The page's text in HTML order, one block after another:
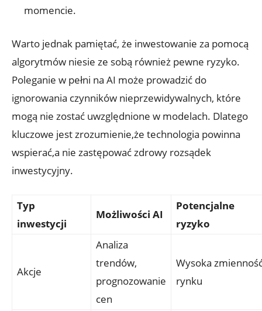
momencie.
Warto jednak pamiętać,⁣ że inwestowanie za pomocą
algorytmów niesie ze sobą również pewne ryzyko.
Poleganie w pełni na AI może‌ prowadzić do
ignorowania czynników nieprzewidywalnych,​ które
mogą nie zostać‌ uwzględnione‌ w modelach.⁣ Dlatego‌
kluczowe jest zrozumienie,że ‍technologia powinna
wspierać,a nie zastępować zdrowy​ rozsądek
inwestycyjny.
Typ
inwestycji
Możliwości AI
Potencjalne
ryzyko
Akcje
Analiza
trendów,
prognozowanie
cen
Wysoka
rynku